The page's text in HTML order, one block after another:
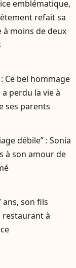
emblématique,
refait sa
à moins de deux
Ce bel hommage
perdu la vie à
ses parents
débile” : Sonia
à son amour de
son fils
restaurant à